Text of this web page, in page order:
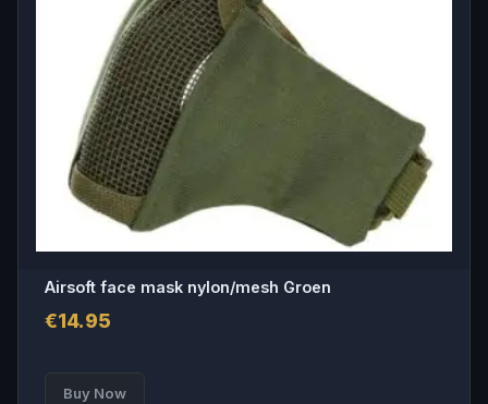
Airsoft face mask nylon/mesh Groen
€14.95
Buy Now